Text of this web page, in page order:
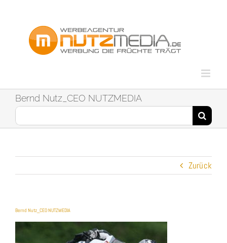
Bernd Nutz_CEO NUTZMEDIA
Suche
nach:
Zurück
Bernd Nutz_CEO NUTZMEDIA